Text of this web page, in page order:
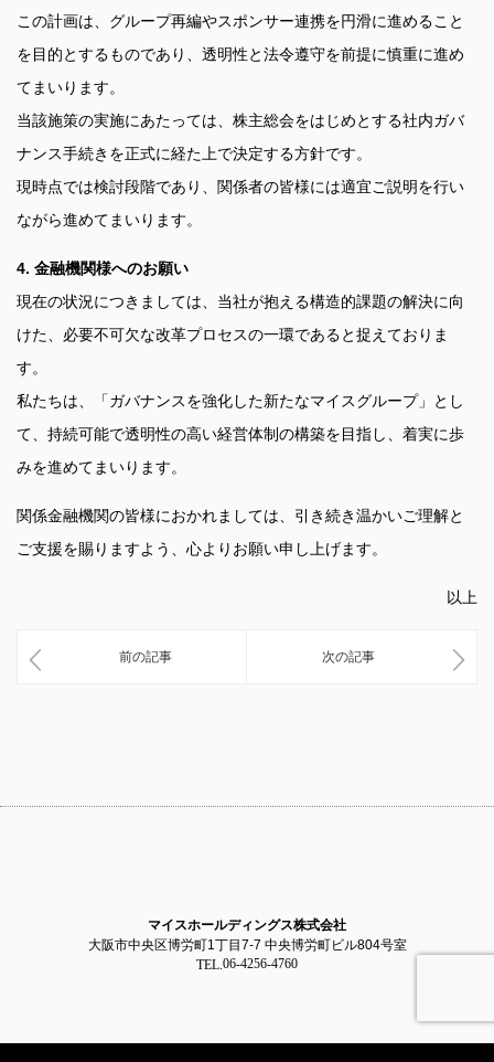
この計画は、グループ再編やスポンサー連携を円滑に進めること
を目的とするものであり、透明性と法令遵守を前提に慎重に進め
てまいります。
当該施策の実施にあたっては、株主総会をはじめとする社内ガバ
ナンス手続きを正式に経た上で決定する方針です。
現時点では検討段階であり、関係者の皆様には適宜ご説明を行い
ながら進めてまいります。
4. 金融機関様へのお願い
現在の状況につきましては、当社が抱える構造的課題の解決に向
けた、必要不可欠な改革プロセスの一環であると捉えておりま
す。
私たちは、「ガバナンスを強化した新たなマイスグループ」とし
て、持続可能で透明性の高い経営体制の構築を目指し、着実に歩
みを進めてまいります。
関係金融機関の皆様におかれましては、引き続き温かいご理解と
ご支援を賜りますよう、心よりお願い申し上げます。
以上
前の記事 次の記事
マイスホールディングス株式会社
大阪市中央区博労町1丁目7-7 中央博労町ビル804号室
TEL.06-4256-4760